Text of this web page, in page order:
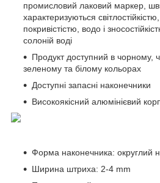
промисловий лаковий маркер,
характеризуються
покривістістю, водо і
солоній воді
Продукт доступний в чорному,
зеленому та білому кольорах
Доступні запасні наконечники
Високоякісний алюмінієвий
Форма наконечника: округлий
Ширина штриха: 2-4 mm